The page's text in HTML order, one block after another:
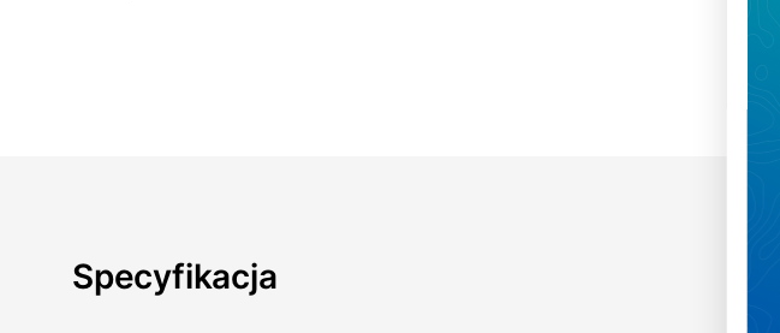
Specyfikacja